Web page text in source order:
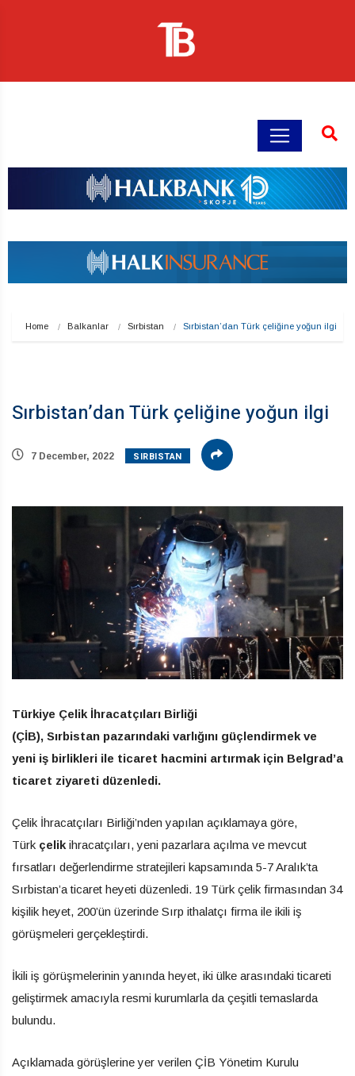
Home Balkanlar Sırbistan Sırbistan’dan Türk çeliğine yoğun ilgi
Sırbistan’dan Türk çeliğine yoğun ilgi
7 December, 2022 SIRBISTAN
Türkiye Çelik İhracatçıları Birliği
(ÇİB), Sırbistan pazarındaki varlığını güçlendirmek ve
yeni iş birlikleri ile ticaret hacmini artırmak için Belgrad’a
ticaret ziyareti düzenledi.
Çelik İhracatçıları Birliği’nden yapılan açıklamaya göre,
Türk çelik ihracatçıları, yeni pazarlara açılma ve mevcut
fırsatları değerlendirme stratejileri kapsamında 5-7 Aralık’ta
Sırbistan’a ticaret heyeti düzenledi. 19 Türk çelik firmasından 34
kişilik heyet, 200’ün üzerinde Sırp ithalatçı firma ile ikili iş
görüşmeleri gerçekleştirdi.
İkili iş görüşmelerinin yanında heyet, iki ülke arasındaki ticareti
geliştirmek amacıyla resmi kurumlarla da çeşitli temaslarda
bulundu.
Açıklamada görüşlerine yer verilen ÇİB Yönetim Kurulu